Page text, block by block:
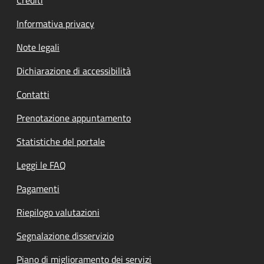
Informativa privacy
Note legali
Dichiarazione di accessibilità
Contatti
Prenotazione appuntamento
Statistiche del portale
Leggi le FAQ
Pagamenti
Riepilogo valutazioni
Segnalazione disservizio
Piano di miglioramento dei servizi